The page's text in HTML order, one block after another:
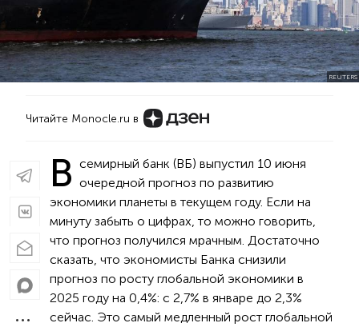
REUTERS
Читайте Monocle.ru в
В семирный банк (ВБ) выпустил 10 июня
очередной прогноз по развитию
экономики планеты в текущем году. Если на
минуту забыть о цифрах, то можно говорить,
что прогноз получился мрачным. Достаточно
сказать, что экономисты Банка снизили
прогноз по росту глобальной экономики в
2025 году на 0,4%: с 2,7% в январе до 2,3%
сейчас. Это самый медленный рост глобальной